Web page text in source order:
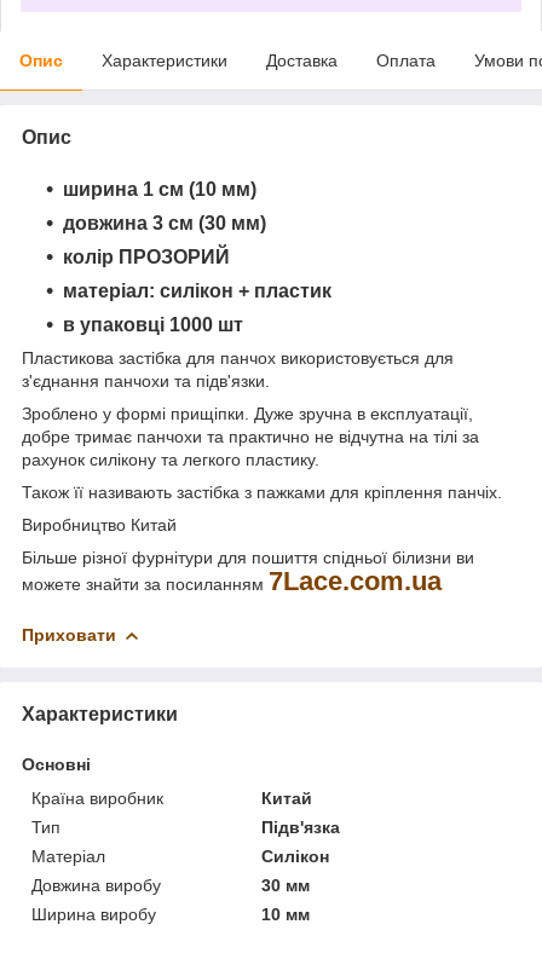
Опис Характеристики Доставка Оплата Умови
Опис
ширина 1 см (10 мм)
довжина 3 см (30 мм)
колір ПРОЗОРИЙ
матеріал: силікон + пластик
в упаковці 1000 шт
Пластикова застібка для панчох використовується для
з'єднання панчохи та підв'язки.
Зроблено у формі прищіпки. Дуже зручна в експлуатації,
добре тримає панчохи та практично не відчутна на тілі за
рахунок силікону та легкого пластику.
Також її називають застібка з пажками для кріплення панчіх.
Виробництво Китай
Більше різної фурнітури для пошиття спідньої білизни ви
можете знайти за посиланням 7Lace.com.ua
Приховати
Характеристики
Основні
Країна виробник
Китай
Тип
Підв'язка
Матеріал
Силікон
Довжина виробу
30 мм
Ширина виробу
10 мм